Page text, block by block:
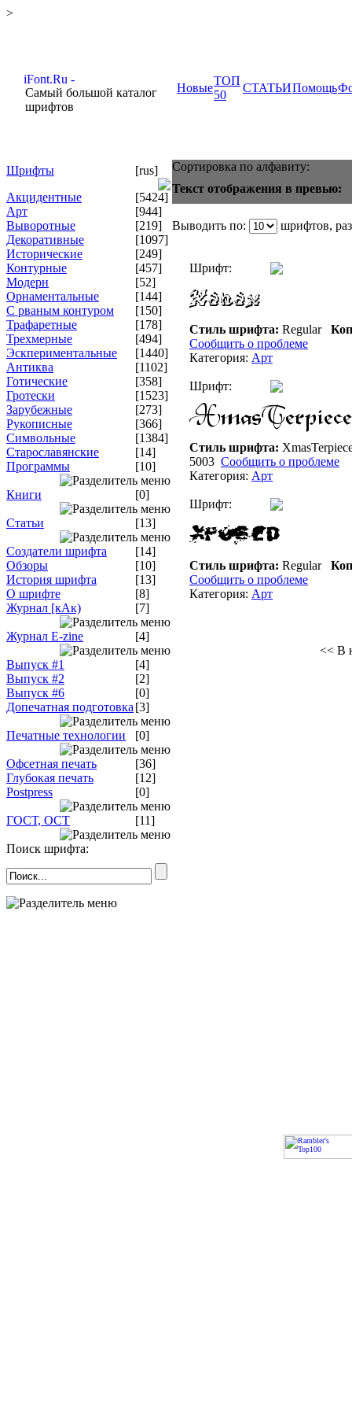
>
Самый большой каталог
шрифтов
Новые
ТОП
50
СТАТЬИПомощь
Шрифты
[rus]
Акцидентные
[5424]
Арт
[944]
Выворотные
[219]
Декоративные
[1097]
Исторические
[249]
Контурные
[457]
Модерн
[52]
Орнаментальные
[144]
С рваным контуром
[150]
Трафаретные
[178]
Трехмерные
[494]
Эскпериментальные
[1440]
Антиква
[1102]
Готические
[358]
Гротески
[1523]
Зарубежные
[273]
Рукописные
[366]
Символьные
[1384]
Старославянские
[14]
Программы
[10]
Книги [0]
Статьи [13]
Создатели шрифта
[14]
Обзоры
[10]
История шрифта
[13]
О шрифте
[8]
Журнал [кАк)
[7]
Журнал E-zine [4]
Выпуск #1
[4]
Выпуск #2
[2]
Выпуск #6
[0]
Допечатная подготовка [3]
Печатные технологии [0]
Офсетная печать
[36]
Глубокая печать
[12]
Postpress
[0]
ГОСТ, ОСТ [11]
Поиск шрифта:
Сортировка по алфавиту:
Текст отображения в превью:
Выводить по: шрифтов,
Шрифт:
Стиль шрифта: Regular
Сообщить о проблеме
Категория: Арт
Шрифт:
Стиль шрифта:
5003 Сообщить о проблеме
Категория: Арт
Шрифт:
Стиль шрифта: Regular
Сообщить о проблеме
Категория: Арт
<< В